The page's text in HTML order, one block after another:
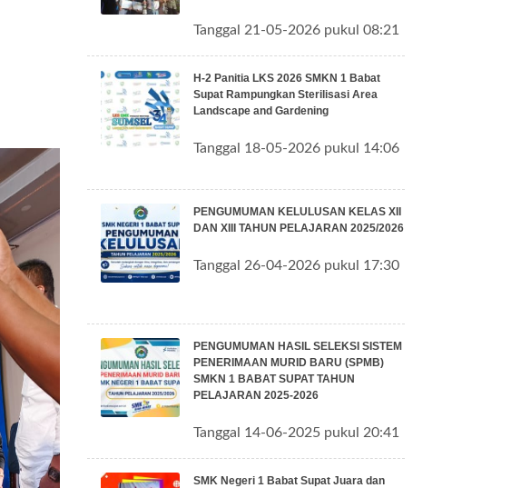
Tanggal 21-05-2026 pukul 08:21
H-2 Panitia LKS 2026 SMKN 1 Babat
Supat Rampungkan Sterilisasi Area
Landscape and Gardening
Tanggal 18-05-2026 pukul 14:06
PENGUMUMAN KELULUSAN KELAS XII
DAN XIII TAHUN PELAJARAN 2025/2026
Tanggal 26-04-2026 pukul 17:30
PENGUMUMAN HASIL SELEKSI SISTEM
PENERIMAAN MURID BARU (SPMB)
SMKN 1 BABAT SUPAT TAHUN
PELAJARAN 2025-2026
Tanggal 14-06-2025 pukul 20:41
SMK Negeri 1 Babat Supat Juara dan